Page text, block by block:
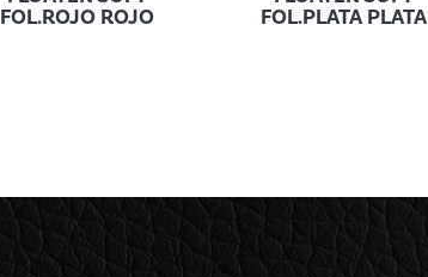
FOL.ROJO ROJO
FOL.PLATA PLATA